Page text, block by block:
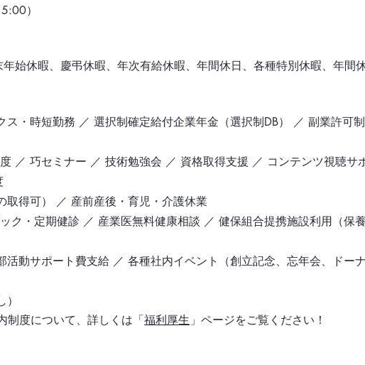
）
始休暇、慶弔休暇、年次有給休暇、年間休日、各種特別休暇、年間
ス・時短勤務 ／ 選択制確定給付企業年金（選択制DB） ／ 副業許可
／ 巧セミナー ／ 技術勉強会 ／ 資格取得支援 ／ コンテンツ視聴サ
取得可） ／ 産前産後・育児・介護休業
ク・定期健診 ／ 産業医無料健康相談 ／ 健保組合提携施設利用（保
活動サポート費支給 ／ 各種社内イベント（創立記念、忘年会、ドー
度について、詳しくは「福利厚生 」ページをご覧ください！